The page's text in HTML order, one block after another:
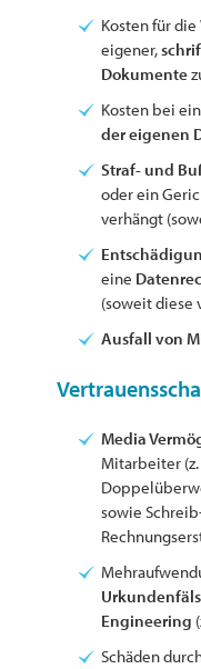
Kosten für die
eigener,
Dokumente
Kosten bei
der eigenen
Straf- und
oder ein
verhängt
eine
(soweit diese
Ausfall von
Media
Mitarbeiter
sowie
Engineering
Schäden